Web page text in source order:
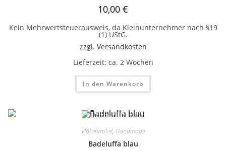
10,00 €
Kein Mehrwertsteuerausweis, da Kleinunternehmer nach §19
(1) UStG.
zzgl. Versandkosten
Lieferzeit: ca. 2 Wochen
In den Warenkorb
Häkelartikel, Handmade
Badeluffa blau